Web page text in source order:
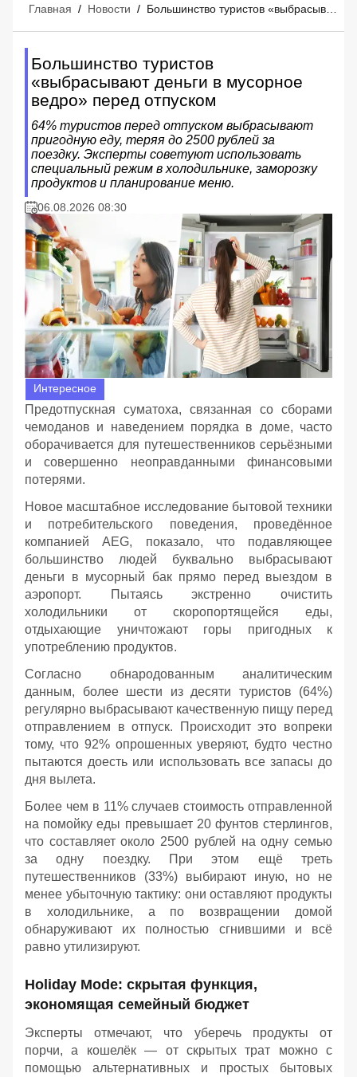
Главная / Новости /
Большинство туристов
«выбрасывают деньги в мусорное
ведро» перед отпуском
64% туристов перед отпуском выбрасывают
пригодную еду, теряя до 2500 рублей за
поездку. Эксперты советуют использовать
специальный режим в холодильнике, заморозку
продуктов и планирование меню.
06.08.2026 08:30
Интересное
Предотпускная суматоха, связанная со сборами
чемоданов и наведением порядка в доме, часто
оборачивается для путешественников серьёзными
и совершенно неоправданными финансовыми
потерями.
Новое масштабное исследование бытовой техники
и потребительского поведения, проведённое
компанией AEG, показало, что подавляющее
большинство людей буквально выбрасывают
деньги в мусорный бак прямо перед выездом в
аэропорт. Пытаясь экстренно очистить
холодильники от скоропортящейся еды,
отдыхающие уничтожают горы пригодных к
употреблению продуктов.
Согласно обнародованным аналитическим
данным, более шести из десяти туристов (64%)
регулярно выбрасывают качественную пищу перед
отправлением в отпуск. Происходит это вопреки
тому, что 92% опрошенных уверяют, будто честно
пытаются доесть или использовать все запасы до
дня вылета.
Более чем в 11% случаев стоимость отправленной
на помойку еды превышает 20 фунтов стерлингов,
что составляет около 2500 рублей на одну семью
за одну поездку. При этом ещё треть
путешественников (33%) выбирают иную, но не
менее убыточную тактику: они оставляют продукты
в холодильнике, а по возвращении домой
обнаруживают их полностью сгнившими и всё
равно утилизируют.
Holiday Mode: скрытая функция,
экономящая семейный бюджет
Эксперты отмечают, что уберечь продукты от
порчи, а кошелёк — от скрытых трат можно с
помощью альтернативных и простых бытовых